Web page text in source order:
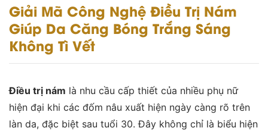
Giải Mã Công Nghệ Điều Trị Nám
Giúp Da Căng Bóng Trắng Sáng
Không Tì Vết
Điều trị nám là nhu cầu cấp thiết của nhiều phụ nữ
hiện đại khi các đốm nâu xuất hiện ngày càng rõ trên
làn da, đặc biệt sau tuổi 30. Đây không chỉ là biểu hiện